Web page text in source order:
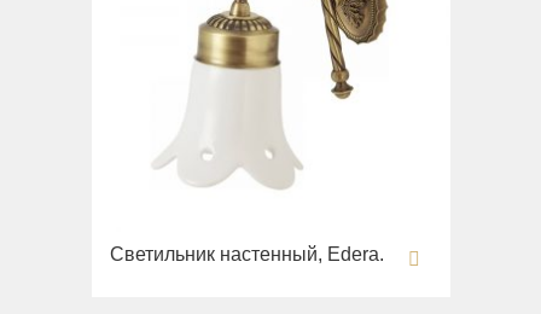
Светильник настенный, Edera.